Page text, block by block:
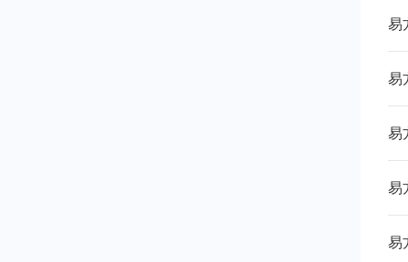
易
易
易
易
易